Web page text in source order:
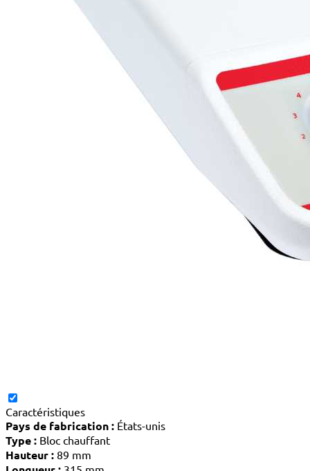
Caractéristiques
Pays de fabrication : États-unis
Type : Bloc chauffant
Hauteur : 89 mm